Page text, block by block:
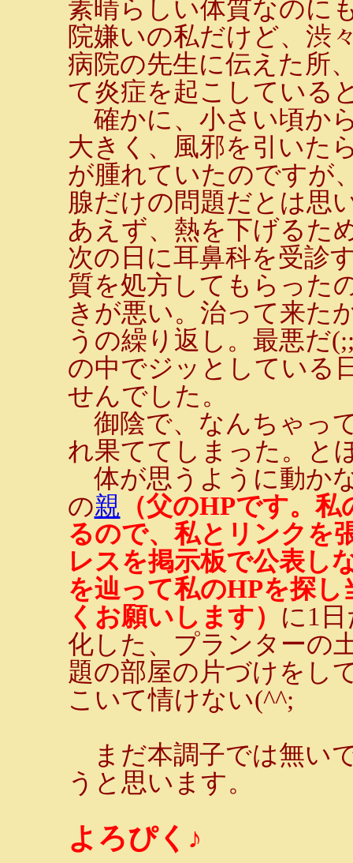
素晴らしい体質なのに
院嫌いの私だけど、渋
病院の先生に伝えた所
て炎症を起こしている
確かに、小さい頃か
大きく、風邪を引いた
が腫れていたのですが
腺だけの問題だとは思
あえず、熱を下げるた
次の日に耳鼻科を受診
質を処方してもらった
きが悪い。治って来た
うの繰り返し。最悪だ
の中でジッとしている
せんでした。
御陰で、なんちゃっ
れ果ててしまった。と
体が思うように動か
の親 （父のHPです。
るので、私とリンクを
レスを掲示板で公表し
を辿って私のHPを探
くお願いします） に1
化した、プランターの
題の部屋の片づけをし
こいて情けない(^^;
まだ本調子では無い
うと思います。
よろぴく♪